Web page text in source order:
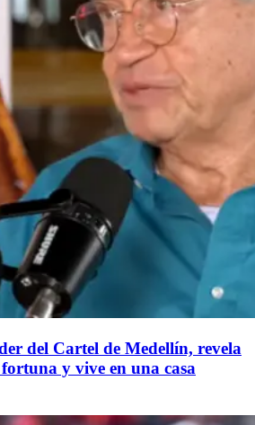
del Cartel de Medellín, revela
y vive en una casa